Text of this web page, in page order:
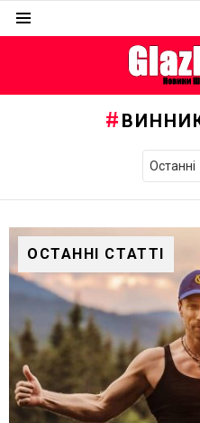
ОСТАННІ СТАТТІ